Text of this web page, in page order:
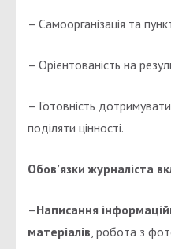
– Самоорганізація та
– Орієнтованість на
– Готовність
поділяти цінності.
Обов’язки журналіста
–Написання
матеріалів , робота з